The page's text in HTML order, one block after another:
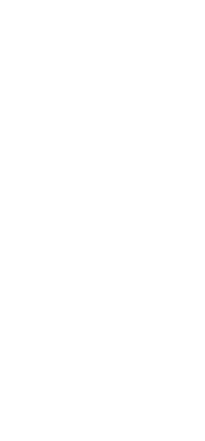
フォームの
フォームの
フォームの
フォームを
フォームを
フォームの
フォーム右
フォームで
フォームに
フォームの
フォームを
フォームを
フォームが